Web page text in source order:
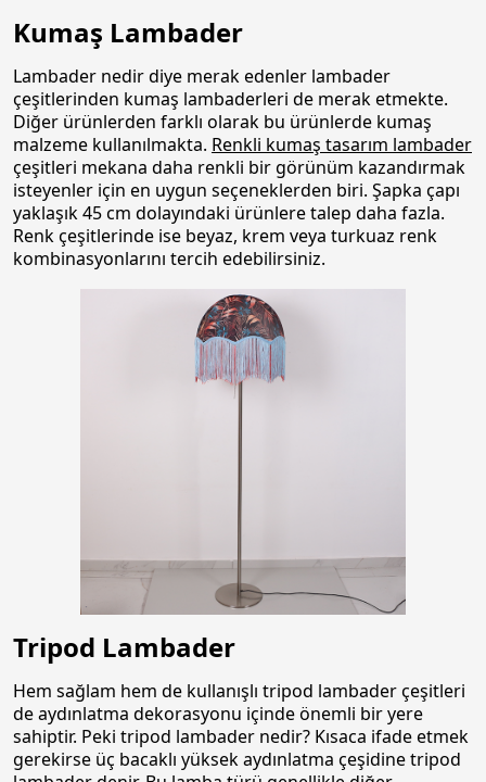
Kumaş Lambader
Lambader nedir diye merak edenler lambader
çeşitlerinden kumaş lambaderleri de merak etmekte.
Diğer ürünlerden farklı olarak bu ürünlerde kumaş
malzeme kullanılmakta. Renkli kumaş tasarım lambader
çeşitleri mekana daha renkli bir görünüm kazandırmak
isteyenler için en uygun seçeneklerden biri. Şapka çapı
yaklaşık 45 cm dolayındaki ürünlere talep daha fazla.
Renk çeşitlerinde ise beyaz, krem veya turkuaz renk
kombinasyonlarını tercih edebilirsiniz.
Tripod Lambader
Hem sağlam hem de kullanışlı tripod lambader çeşitleri
de aydınlatma dekorasyonu içinde önemli bir yere
sahiptir. Peki tripod lambader nedir? Kısaca ifade etmek
gerekirse üç bacaklı yüksek aydınlatma çeşidine tripod